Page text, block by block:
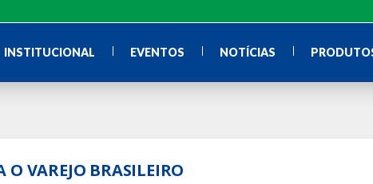
INSTITUCIONAL EVENTOS NOTÍCIAS
VAREJO BRASILEIRO